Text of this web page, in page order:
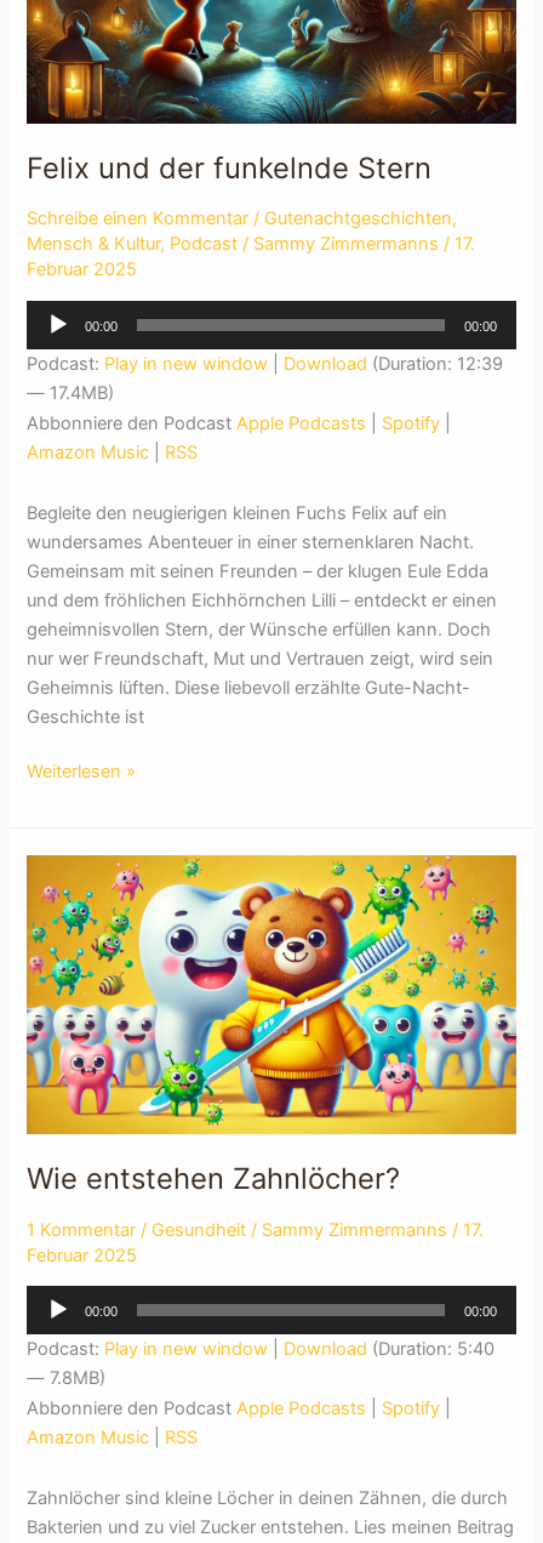
Felix und der funkelnde Stern
Schreibe einen Kommentar / Gutenachtgeschichten,
Mensch & Kultur, Podcast / Sammy Zimmermanns/ 17.
Februar 2025
Audio-
00:00 00:00
Podcast: Play in new window Download (Duration: 12:39
— 17.4MB)
Abbonniere den PodcastApple Podcasts Spotify
Amazon Music
RSS
Begleite den neugierigen kleinen Fuchs Felix auf ein
wundersames Abenteuer in einer sternenklaren Nacht.
Gemeinsam mit seinen Freunden – der klugen Eule Edda
und dem fröhlichen Eichhörnchen Lilli – entdeckt er einen
geheimnisvollen Stern, der Wünsche erfüllen kann. Doch
nur wer Freundschaft, Mut und Vertrauen zeigt, wird sein
Geheimnis lüften. Diese liebevoll erzählte Gute-Nacht-
Geschichte ist
Felix
der
funkelnde
Stern
Weiterlesen »
Wie entstehen Zahnlöcher?
1 Kommentar / Gesundheit / Sammy Zimmermanns/ 17.
Februar 2025
Audio-
00:00 00:00
Podcast: Play in new window Download (Duration: 5:40
— 7.8MB)
Abbonniere den PodcastApple Podcasts Spotify
Amazon Music
RSS
Zahnlöcher sind kleine Löcher in deinen Zähnen, die durch
Bakterien und zu viel Zucker entstehen. Lies meinen Beitrag